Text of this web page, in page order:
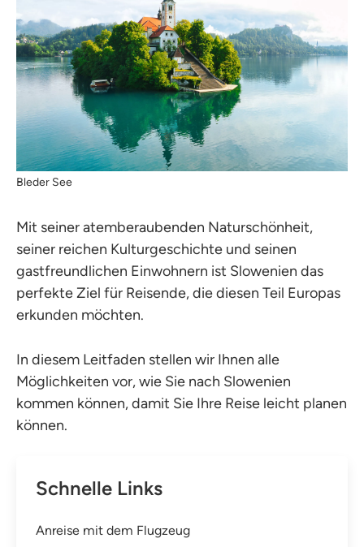
Bleder See
Mit seiner atemberaubenden Naturschönheit,
seiner reichen Kulturgeschichte und seinen
gastfreundlichen Einwohnern ist Slowenien das
perfekte Ziel für Reisende, die diesen Teil Europas
erkunden möchten.
In diesem Leitfaden stellen wir Ihnen alle
Möglichkeiten vor, wie Sie nach Slowenien
kommen können, damit Sie Ihre Reise leicht planen
können.
Schnelle Links
Anreise mit dem Flugzeug